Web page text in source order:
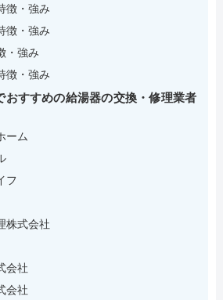
徴・強み
徴・強み
・強み
徴・強み
おすすめの給湯器の交換・修理業者
ーム
フ
株式会社
会社
会社